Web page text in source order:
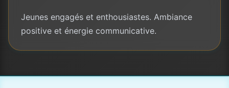
Jeunes engagés et enthousiastes. Ambiance
positive et énergie communicative.